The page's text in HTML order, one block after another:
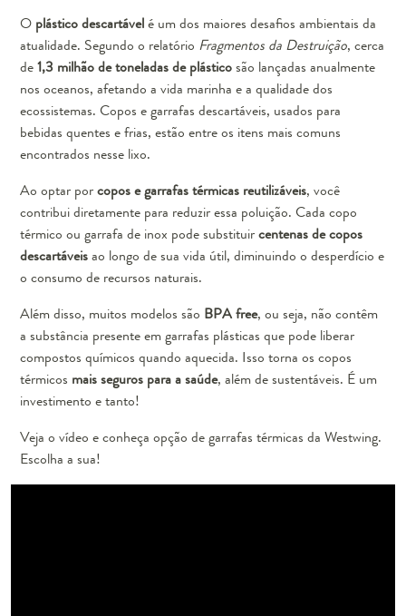
O plástico descartávelé um dos maiores desafios ambientais da
atualidade. Segundo o relatório Fragmentos da Destruição, cerca
de1,3 milhão de toneladas de plásticosão lançadas anualmente
nos oceanos, afetando a vida marinha e a qualidade dos
ecossistemas. Copos e garrafas descartáveis, usados para
bebidas quentes e frias, estão entre os itens mais comuns
encontrados nesse lixo.
Ao optar porcopos e garrafas térmicas reutilizáveis, você
contribui diretamente para reduzir essa poluição. Cada copo
térmico ou garrafa de inox pode substituircentenas de copos
descartáveisao longo de sua vida útil, diminuindo o desperdício e
o consumo de recursos naturais.
Além disso, muitos modelos são BPA free, ou seja, não contêm
a substância presente em garrafas plásticas que pode liberar
compostos químicos quando aquecida. Isso torna os copos
térmicos mais seguros para a saúde, além de sustentáveis. É um
investimento e tanto!
Veja o vídeo e conheça opção de garrafas térmicas da Westwing.
Escolha a sua!